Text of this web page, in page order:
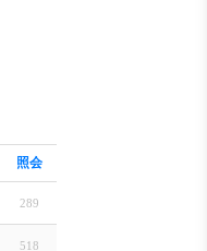
照会
月島駅 佃中学校B)
289
쵸역 하마초 운동장
518